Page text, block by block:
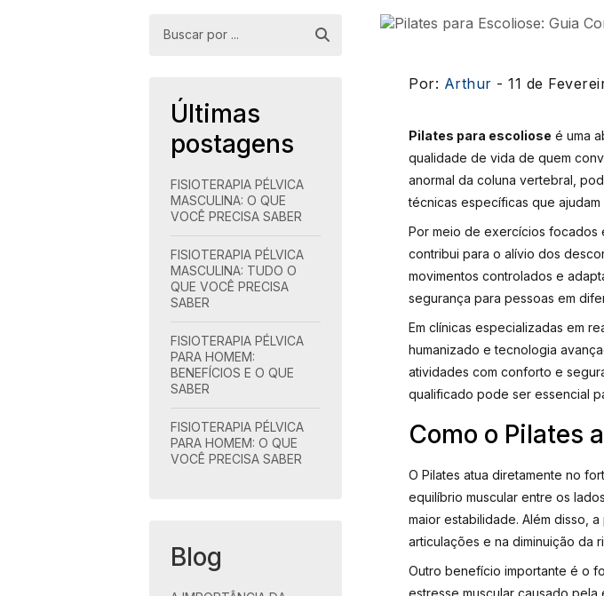
Últimas
postagens
FISIOTERAPIA PÉLVICA
MASCULINA: O QUE
VOCÊ PRECISA SABER
FISIOTERAPIA PÉLVICA
MASCULINA: TUDO O
QUE VOCÊ PRECISA
SABER
FISIOTERAPIA PÉLVICA
PARA HOMEM:
BENEFÍCIOS E O QUE
SABER
FISIOTERAPIA PÉLVICA
PARA HOMEM: O QUE
VOCÊ PRECISA SABER
Blog
Por: Arthur - 11 de
Pilates para escoliose é uma
qualidade de vida de quem
anormal da coluna vertebral,
técnicas específicas que
Por meio de exercícios focados
contribui para o alívio dos
movimentos controlados e
segurança para pessoas em
Em clínicas especializadas em
humanizado e tecnologia
atividades com conforto e
qualificado pode ser essencial
Como o Pilates
O Pilates atua diretamente no
equilíbrio muscular entre os
maior estabilidade. Além disso,
articulações e na diminuição da
Outro benefício importante é o
estresse muscular causado